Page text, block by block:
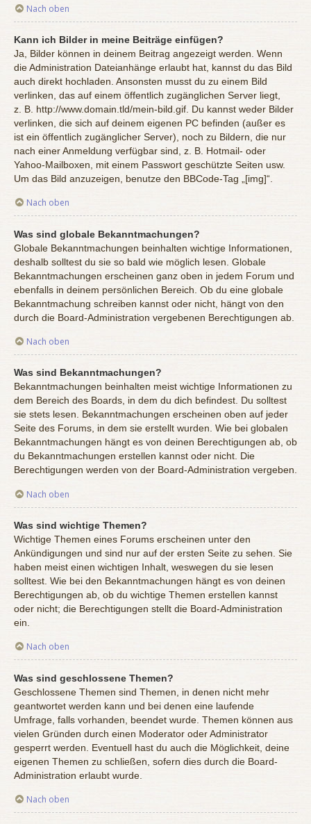
Nach oben
Kann ich Bilder in meine Beiträge einfügen?
Ja, Bilder können in deinem Beitrag angezeigt werden. Wenn
die Administration Dateianhänge erlaubt hat, kannst du das Bild
auch direkt hochladen. Ansonsten musst du zu einem Bild
verlinken, das auf einem öffentlich zugänglichen Server liegt,
z. B. http://www.domain.tld/mein-bild.gif. Du kannst weder Bilder
verlinken, die sich auf deinem eigenen PC befinden (außer es
ist ein öffentlich zugänglicher Server), noch zu Bildern, die nur
nach einer Anmeldung verfügbar sind, z. B. Hotmail- oder
Yahoo-Mailboxen, mit einem Passwort geschützte Seiten usw.
Um das Bild anzuzeigen, benutze den BBCode-Tag „[img]“.
Nach oben
Was sind globale Bekanntmachungen?
Globale Bekanntmachungen beinhalten wichtige Informationen,
deshalb solltest du sie so bald wie möglich lesen. Globale
Bekanntmachungen erscheinen ganz oben in jedem Forum und
ebenfalls in deinem persönlichen Bereich. Ob du eine globale
Bekanntmachung schreiben kannst oder nicht, hängt von den
durch die Board-Administration vergebenen Berechtigungen ab.
Nach oben
Was sind Bekanntmachungen?
Bekanntmachungen beinhalten meist wichtige Informationen zu
dem Bereich des Boards, in dem du dich befindest. Du solltest
sie stets lesen. Bekanntmachungen erscheinen oben auf jeder
Seite des Forums, in dem sie erstellt wurden. Wie bei globalen
Bekanntmachungen hängt es von deinen Berechtigungen ab, ob
du Bekanntmachungen erstellen kannst oder nicht. Die
Berechtigungen werden von der Board-Administration vergeben.
Nach oben
Was sind wichtige Themen?
Wichtige Themen eines Forums erscheinen unter den
Ankündigungen und sind nur auf der ersten Seite zu sehen. Sie
haben meist einen wichtigen Inhalt, weswegen du sie lesen
solltest. Wie bei den Bekanntmachungen hängt es von deinen
Berechtigungen ab, ob du wichtige Themen erstellen kannst
oder nicht; die Berechtigungen stellt die Board-Administration
ein.
Nach oben
Was sind geschlossene Themen?
Geschlossene Themen sind Themen, in denen nicht mehr
geantwortet werden kann und bei denen eine laufende
Umfrage, falls vorhanden, beendet wurde. Themen können aus
vielen Gründen durch einen Moderator oder Administrator
gesperrt werden. Eventuell hast du auch die Möglichkeit, deine
eigenen Themen zu schließen, sofern dies durch die Board-
Administration erlaubt wurde.
Nach oben